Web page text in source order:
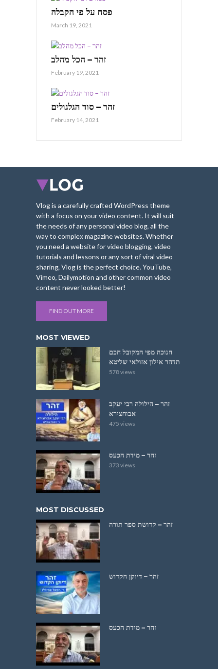
פסח על פי הקבלה
March 19, 2021
זהר – הכל מהלב
February 19, 2021
זהר – סוד הגלגולים
February 14, 2021
Vlog is a carefully crafted WordPress theme
with a focus on your video content. It will suit
the needs of any personal video blog, all the
way to complex magazine websites. Whether
you need a website for video blogging, video
tutorials and lessons or any sort of viral video
sharing, Vlog is the perfect choice. YouTube,
Vimeo, Dailymotion and other common video
content never looked better!
FIND OUT MORE
MOST VIEWED
חנוכה מפי המקובל חכם
תדהר אילון אזולאי שליטא
578 views
זהר – הילולה רבי יעקב
אבוחצירא
475 views
זהר – מידת הכעס
373 views
MOST DISCUSSED
זהר – קדושת ספר תורה
זהר – דיוקן הקדוש
זהר – מידת הכעס